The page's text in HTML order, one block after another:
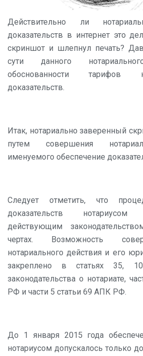
Действительно ли
доказательств в интернет это
скриншот и шлепнул печать?
сути данного
обоснованности тарифов
доказательств.
Итак, нотариально заверенный
путем совершения
именуемого обеспечение
Следует отметить, что
доказательств нотариусом
действующим
чертах. Возможность
нотариального действия и его
закреплено в статьях 35,
законодательства о нотариате,
РФ и части 5 статьи 69 АПК РФ.
До 1 января 2015 года
нотариусом допускалось только